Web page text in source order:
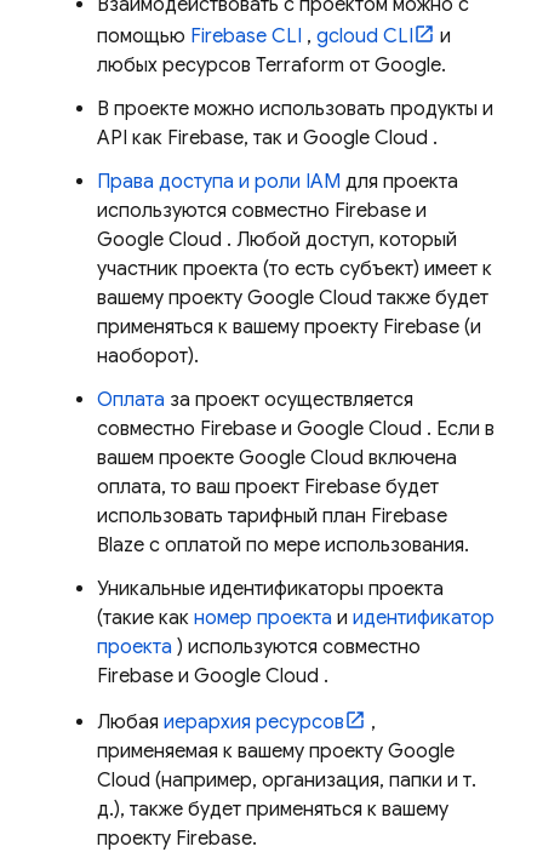
помощью Firebase CLI , gcloud CLI
и
любых ресурсов Terraform от Google.
В проекте можно использовать продукты и
API как Firebase, так и Google Cloud .
Права доступа и роли IAM для проекта
используются совместно Firebase и
Google Cloud . Любой доступ, который
участник проекта (то есть субъект) имеет к
вашему проекту Google Cloud также будет
применяться к вашему проекту Firebase (и
наоборот).
Оплата за проект осуществляется
совместно Firebase и Google Cloud . Если в
вашем проекте Google Cloud включена
оплата, то ваш проект Firebase будет
использовать тарифный план Firebase
Blaze с оплатой по мере использования.
Уникальные идентификаторы проекта
(такие как номер проекта и идентификатор
проекта ) используются совместно
Firebase и Google Cloud .
Любая иерархия ресурсов
,
применяемая к вашему проекту Google
Cloud (например, организация, папки и т.
д.), также будет применяться к вашему
проекту Firebase.